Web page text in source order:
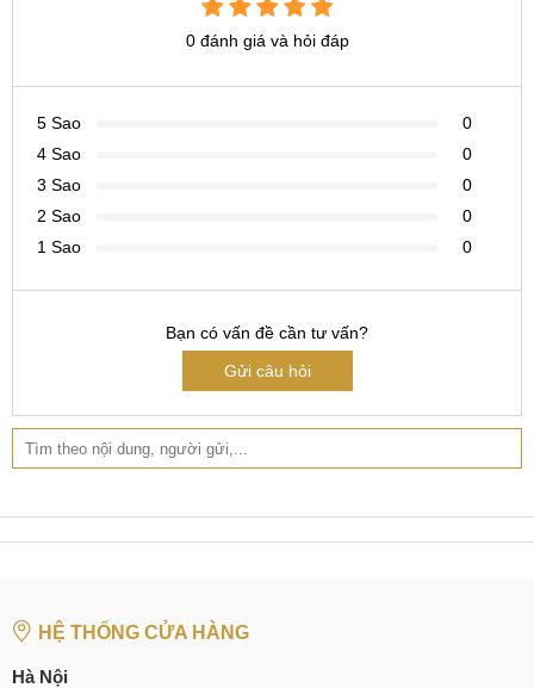
0 đánh giá và hỏi đáp
5 Sao
0
4 Sao
0
3 Sao
0
2 Sao
0
1 Sao
0
Bạn có vấn đề cần tư vấn?
Gửi câu hỏi
HỆ THỐNG CỬA HÀNG
Hà Nội